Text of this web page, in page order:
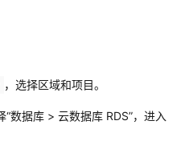
，选择区域和项目。
“数据库 > 云数据库 RDS”，进入